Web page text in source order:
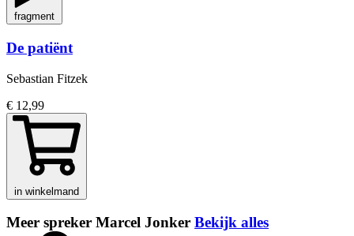
fragment
De patiënt
Sebastian Fitzek
€ 12,99
in winkelmand
Meer spreker Marcel Jonker Bekijk alles